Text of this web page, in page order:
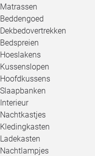
Matrassen
Beddengoed
Dekbedovertrekken
Bedspreien
Hoeslakens
Kussenslopen
Hoofdkussens
Slaapbanken
Interieur
Nachtkastjes
Kledingkasten
Ladekasten
Nachtlampjes